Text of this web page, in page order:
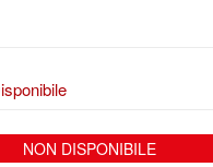
NON DISPONIBILE